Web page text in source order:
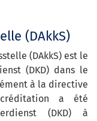
(DAkkS)
(DAkkS) est le
(DKD) dans le
à la directive
a été
(DKD) à